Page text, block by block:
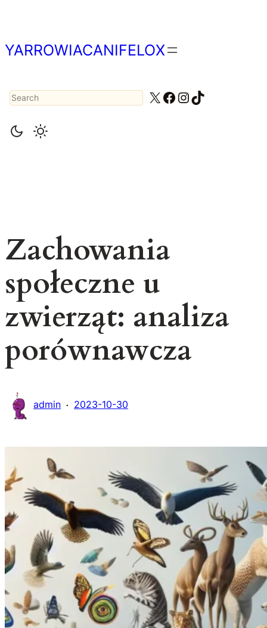
treści
YARROWIACANIFELOX
Search X Facebook
Instagram
TikTok
Zachowania
społeczne u
zwierząt: analiza
porównawcza
admin · 2023-10-30